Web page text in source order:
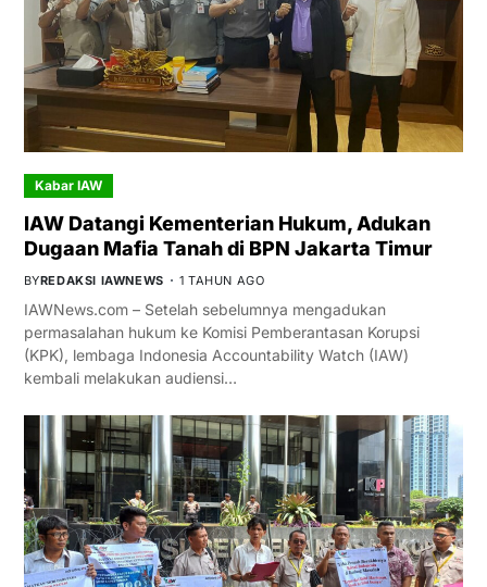
Kabar IAW
IAW Datangi Kementerian Hukum, Adukan
Dugaan Mafia Tanah di BPN Jakarta Timur
BYREDAKSI IAWNEWS 1 TAHUN AGO
IAWNews.com – Setelah sebelumnya mengadukan
permasalahan hukum ke Komisi Pemberantasan Korupsi
(KPK), lembaga Indonesia Accountability Watch (IAW)
kembali melakukan audiensi…